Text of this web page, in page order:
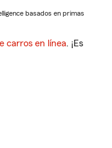
basados en primas
carros en línea. ¡Es